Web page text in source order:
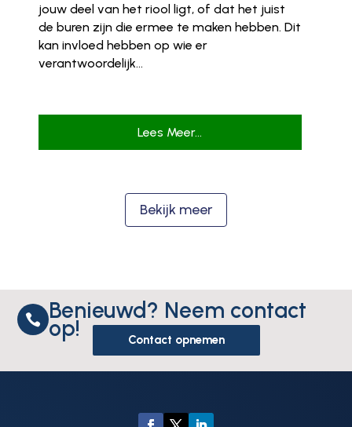
jouw deel van het riool ligt, of dat het juist
de buren zijn die ermee te maken hebben. Dit
kan invloed hebben op wie er
verantwoordelijk...
Lees Meer...
Bekijk meer
 Benieuwd? Neem contact
op! Contact opnemen